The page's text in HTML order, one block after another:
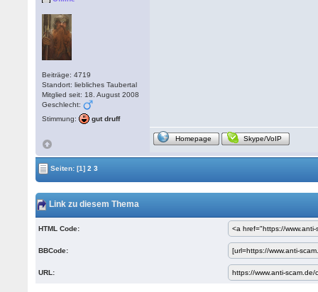
Beiträge: 4719
Standort: liebliches Taubertal
Mitglied seit: 18. August 2008
Geschlecht:
Stimmung:
gut druff
Homepage Skype/VoIP
Seiten:[1] 2 3
Link zu diesem Thema
HTML Code:
BBCode:
URL: